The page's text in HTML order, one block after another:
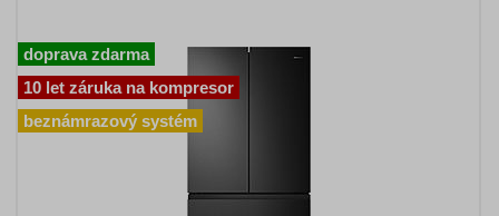
doprava zdarma
10 let záruka na kompresor
beznámrazový systém